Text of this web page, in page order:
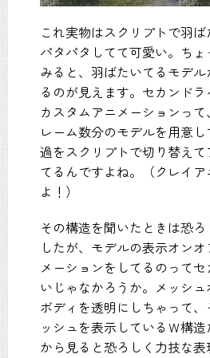
これ実物はスクリプトで羽
パタパタしてて可愛い。ち
みると、羽ばたいてるモデ
るのが見えます。セカンド
カスタムアニメーションっ
レーム数分のモデルを用意
過をスクリプトで切り替え
てるんですよね。（クレイ
よ！）
その構造を聞いたときは恐
したが、モデルの表示オン
メーションをしてるのって
いじゃなかろうか。メッシ
ボディを透明にしちゃって
ッシュを表示しているＷ構
から見ると恐ろしく力技な表